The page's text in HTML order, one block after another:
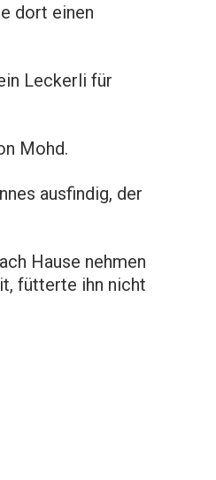
dort einen
Leckerli für
Mohd.
ausfindig, der
Hause nehmen
fütterte ihn nicht